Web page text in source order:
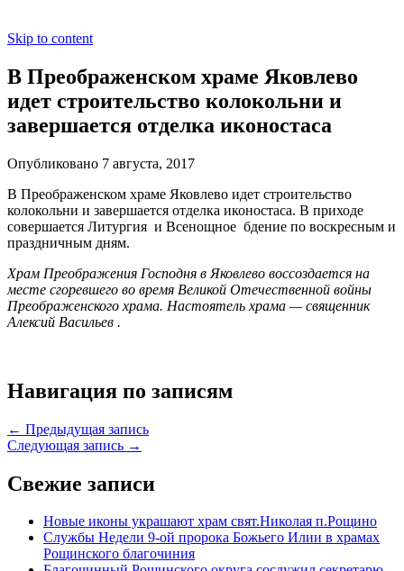
Skip to content
В Преображенском храме Яковлево
идет строительство колокольни и
завершается отделка иконостаса
Опубликовано 7 августа, 2017
В Преображенском храме Яковлево идет строительство
колокольни и завершается отделка иконостаса. В приходе
совершается Литургия и Всенощное бдение по воскресным и
праздничным дням.
Храм Преображения Господня в Яковлево воссоздается на
месте сгоревшего во время Великой Отечественной войны
Преображенского храма. Настоятель храма — священник
Алексий Васильев .
Навигация по записям
← Предыдущая запись
Следующая запись →
Свежие записи
Новые иконы украшают храм свят.Николая п.Рощино
Службы Недели 9-ой пророка Божьего Илии в храмах
Рощинского благочиния